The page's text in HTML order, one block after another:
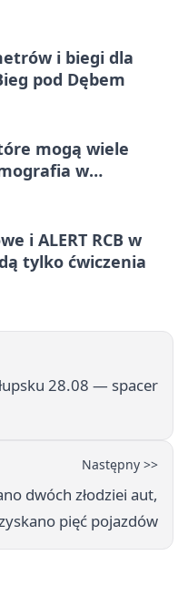
i biegi dla
pod Dębem
mogą wiele
w
i ALERT RCB w
tylko ćwiczenia
28.08 — spacer
Następny >>
dwóch złodziei aut,
pięć pojazdów